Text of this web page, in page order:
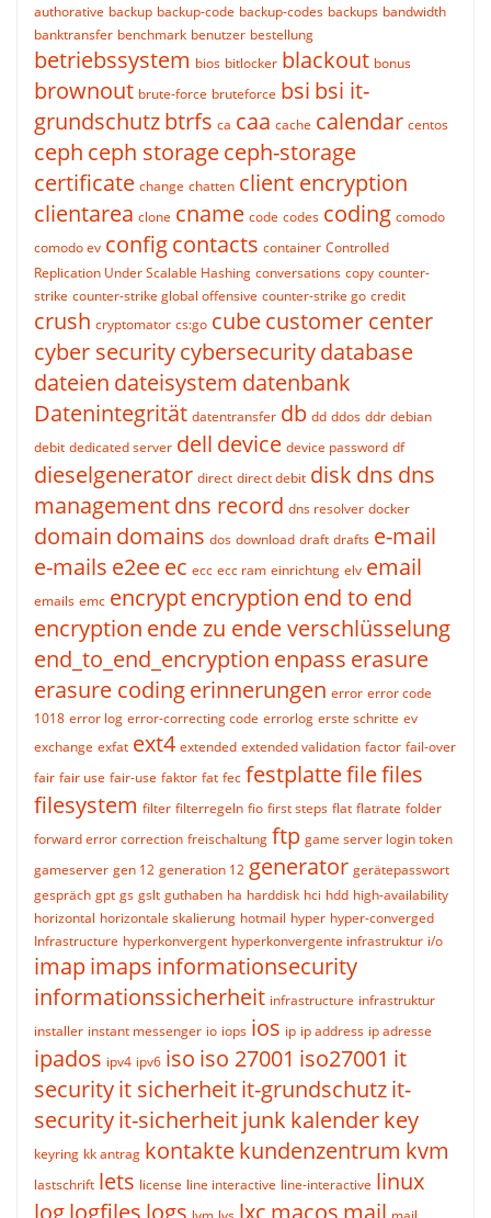
authorative backup backup-code backup-codes backups bandwidth
banktransfer benchmark benutzer bestellung
betriebssystem bios bitlocker blackout bonus
brownout brute-force bruteforce bsi bsi it-
grundschutzbtrfs ca caa cache calendar centos
ceph ceph storageceph-storage
certificate change chatten client encryption
clientarea clone cname code codes coding comodo
comodo ev configcontacts container Controlled
Replication Under Scalable Hashing conversations copy counter-
strike counter-strike global offensive counter-strike go credit
crush cryptomator cs:go cubecustomer center
cyber securitycybersecuritydatabase
dateien dateisystem datenbank
Datenintegrität datentransfer db dd ddos ddr debian
debit dedicated server dell device device password df
dieselgenerator direct direct debit disk dns dns
managementdns record dns resolver docker
domain domains dos download draft drafts e-mail
e-mails e2eeec ecc ecc ram einrichtung elv email
emails emc encryptencryption end to end
encryption ende zu ende verschlüsselung
end_to_end_encryption enpass erasure
erasure codingerinnerungen error error code
1018 error log error-correcting code errorlog erste schritte ev
exchange exfat ext4 extended extended validation factor fail-over
fair fair use fair-use faktor fat fec festplattefilefiles
filesystem filter filterregeln fio first steps flat flatrate folder
forward error correction freischaltung ftp game server login token
gameserver gen 12 generation 12 generator gerätepasswort
gespräch gpt gs gslt guthaben ha harddisk hci hdd high-availability
horizontal horizontale skalierung hotmail hyper hyper-converged
Infrastructure hyperkonvergent hyperkonvergente infrastruktur i/o
imapimaps informationsecurity
informationssicherheit infrastructure infrastruktur
installer instant messenger io iops ios ip ip address ip adresse
ipados ipv4 ipv6 iso iso 27001 iso27001 it
securityit sicherheitit-grundschutzit-
securityit-sicherheitjunk kalenderkey
keyring kk antrag kontaktekundenzentrum kvm
lastschrift lets license line interactive line-interactive linux